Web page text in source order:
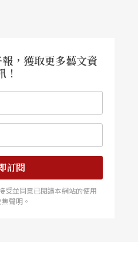
暗樁鼓譟，找真正的歐
支持虛構的政治人物。
啦啦隊、樂團一應俱
更是有暗示性，大銀幕
如何讓導演歐雅索反敗
），由概念、觀念藝
，獲取更多藝文資
！
訂閱
受並同意已閱讀本網站的使用
聲明。